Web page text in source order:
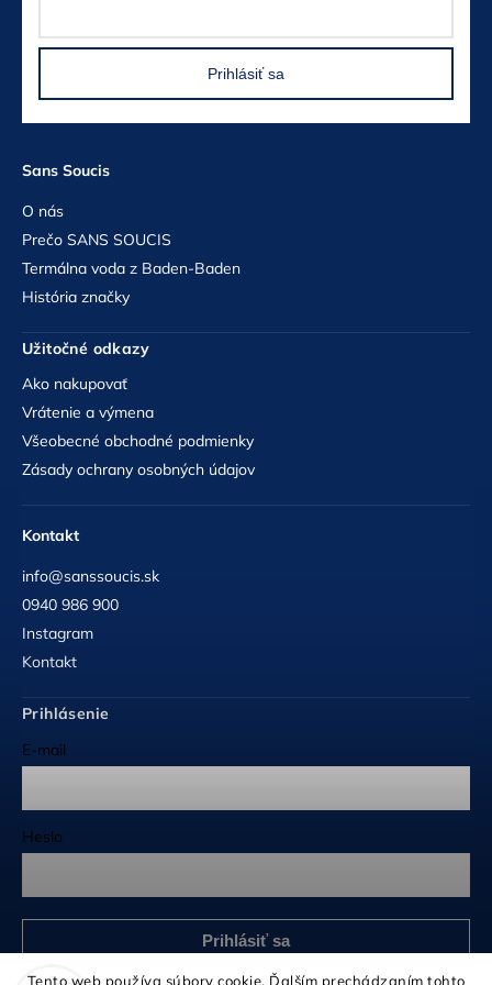
Tento web používa súbory cookie. Ďalším prechádzaním tohto
Sans Soucis
O nás
Prečo SANS SOUCIS
Termálna voda z Baden-Baden
História značky
Užitočné odkazy
Ako nakupovať
Vrátenie a výmena
Všeobecné obchodné podmienky
Zásady ochrany osobných údajov
Kontakt
info@sanssoucis.sk
0940 986 900
Instagram
Kontakt
Prihlásiť sa
Prihlásenie
E-mail
Heslo
Prihlásiť sa